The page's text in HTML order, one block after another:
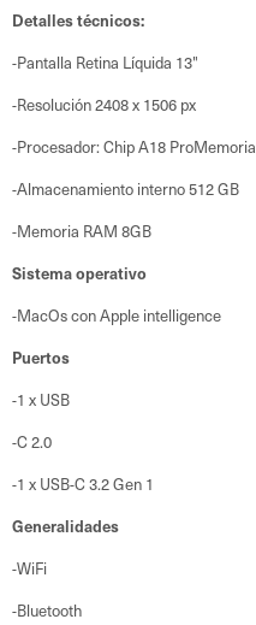
Detalles técnicos:
-Pantalla Retina Líquida 13"
-Resolución 2408 x 1506 px
-Procesador: Chip A18 ProMemoria
-Almacenamiento interno 512 GB
-Memoria RAM 8GB
Sistema operativo
-MacOs con Apple intelligence
Puertos
-1 x USB
-C 2.0
-1 x USB-C 3.2 Gen 1
Generalidades
-WiFi
-Bluetooth